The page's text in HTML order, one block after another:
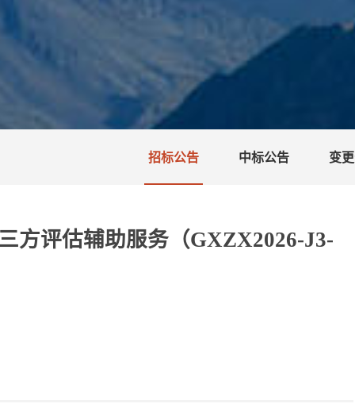
招标公告 中标公告 变
方评估辅助服务（GXZX2026-J3-